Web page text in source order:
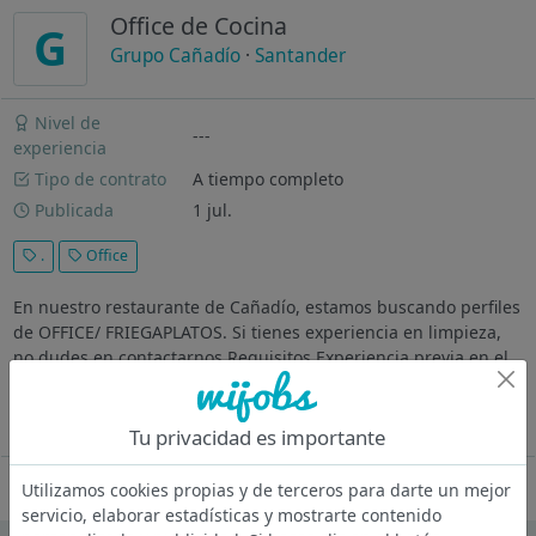
G Office de Cocina
Grupo Cañadío · Santander
Nivel de
experiencia
---
Tipo de contrato
A tiempo completo
Publicada
1 jul.
. Office
En nuestro restaurante de Cañadío, estamos buscando perfiles
de OFFICE/ FRIEGAPLATOS. Si tienes experiencia en limpieza,
no dudes en contactarnos Requisitos Experiencia previa en el
puesto Disponibilidad inmediata Rapidez, buena actitud y
Oferta desactivada
Tu privacidad es importante
Utilizamos cookies propias y de terceros para darte un mejor
servicio, elaborar estadísticas y mostrarte contenido